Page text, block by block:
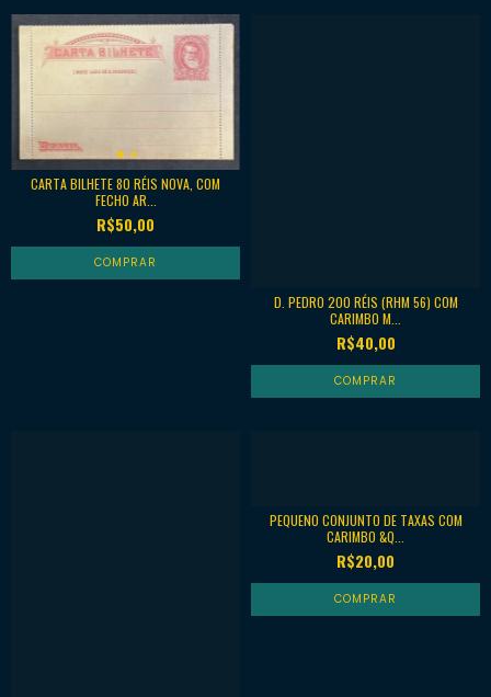
CARTA BILHETE 80 RÉIS NOVA, COM
FECHO AR...
R$50,00
D. PEDRO 200 RÉIS (RHM 56) COM
CARIMBO M...
R$40,00
PEQUENO CONJUNTO DE TAXAS COM
CARIMBO &Q...
R$20,00